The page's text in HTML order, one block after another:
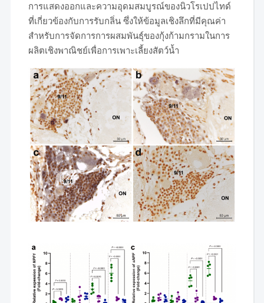
การแสดงออกและความอุดมสมบูรณ์ของนิวโรเปปไทด์
ที่เกี่ยวข้องกับการรับกลิ่น ซึ่งให้ข้อมูลเชิงลึกที่มีคุณค่า
สำหรับการจัดการการผสมพันธุ์ของกุ้งก้ามกรามในการ
ผลิตเชิงพาณิชย์เพื่อการเพาะเลี้ยงสัตว์น้ำ